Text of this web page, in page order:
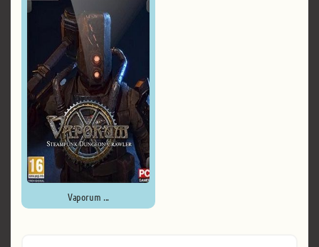
Vaporum ...